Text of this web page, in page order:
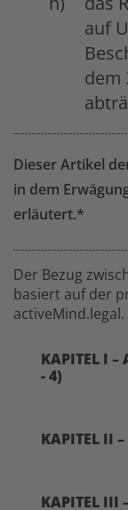
auf
dem
Dieser Artikel
in dem
erläutert.*
Der Bezug
basiert auf der
activeMind.legal.
KAPITEL I
- 4)
KAPITEL II
KAPITEL